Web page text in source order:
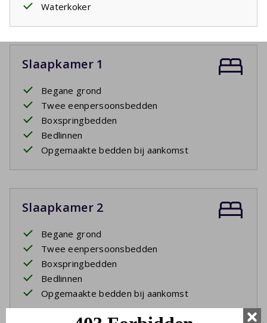
Waterkoker
Slaapkamer 1
Begane grond
Twee eenpersoonsbedden
Boxspringbedden
Bedlinnen
Opgemaakte bedden bij aankomst
Slaapkamer 2
Begane grond
Twee eenpersoonsbedden
Boxspringbedden
Bedlinnen
Opgemaakte bedden bij aankomst